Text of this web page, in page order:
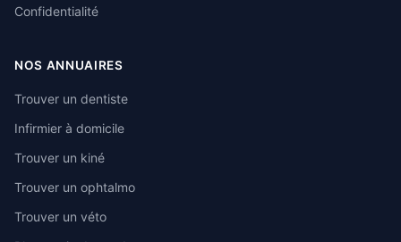
Confidentialité
NOS ANNUAIRES
Trouver un dentiste
Infirmier à domicile
Trouver un kiné
Trouver un ophtalmo
Trouver un véto